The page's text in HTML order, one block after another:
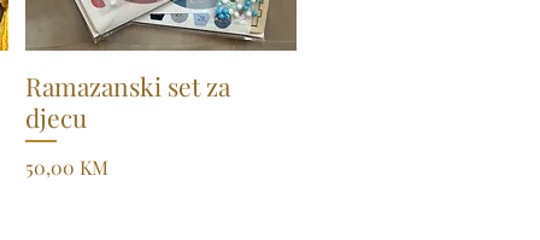
Quick View
Ramazanski set za
djecu
Price
50,00 KM